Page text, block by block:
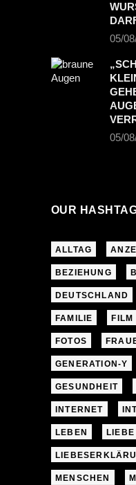
05/
05/
OUR
ALLTAG
BEZIEHUNG
DEUTSCHLAND
FAMILIE FILM
FOTOS
GENERATION-Y
GESUNDHEIT
INTERNET
LEBEN LIEBE
MENSCHEN